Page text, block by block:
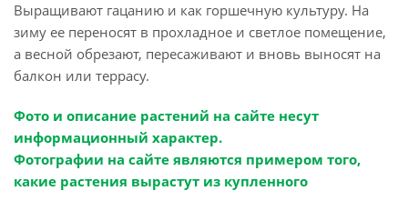
Выращивают гацанию и как горшечную культуру. На
зиму ее переносят в прохладное и светлое помещение,
а весной обрезают, пересаживают и вновь выносят на
балкон или террасу.
Фото и описание растений на сайте несут
информационный характер.
Фотографии на сайте являются примером того,
какие растения вырастут из купленного